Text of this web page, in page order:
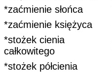
*zaćmienie słońca
*zaćmienie księżyca
*stożek cienia
całkowitego
*stożek półcienia